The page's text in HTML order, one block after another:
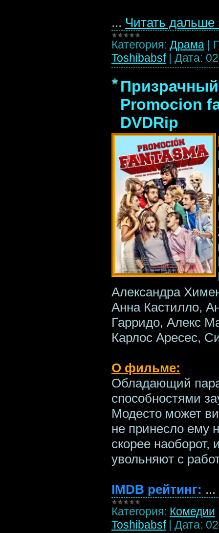
... Читать дальше
Категория: Драма |
Toshibabsf | Дата:
Promocion
DVDRip
Александра
Анна Кастилло,
Гарридо, Алекс
Карлос Аресес,
О фильме:
Обладающий
способностями
Модесто может
не принесло ему
скорее наоборот,
увольняют с
IMDB рейтинг: ...
Категория: Комедии
Toshibabsf | Дата: